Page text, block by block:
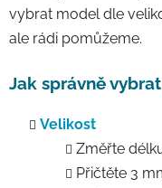
vybrat model dle
ale rádi pomůžeme.
Jak správně
Velikost
Změřte
Přičtěte 3